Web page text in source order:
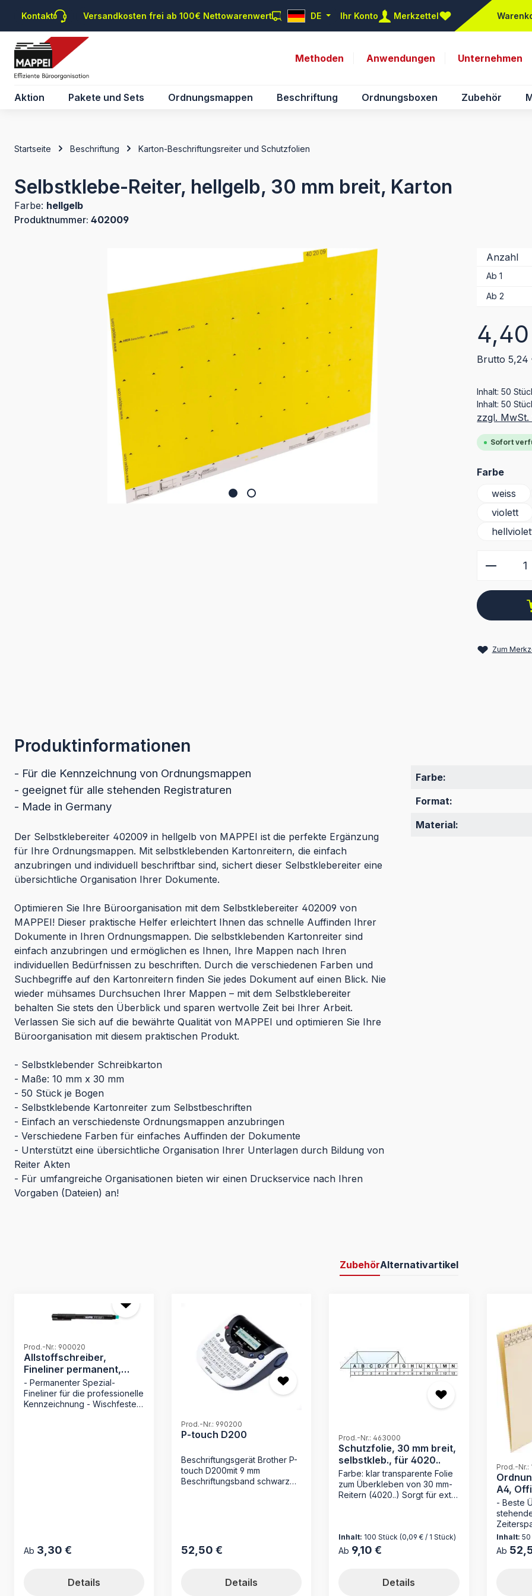
Hauptinhalt springen
Zur Suche springen
Zur Hauptnavigation springen
Kontakt Versandkosten frei ab 100€ Nettowarenwert DE Ihr Konto Merkzettel
Du hast 0 Produkte auf
Methoden Anwendungen Unternehmen
Aktion Pakete und Sets Ordnungsmappen Beschriftung Ordnungsboxen Zubehör
Startseite Beschriftung Karton-Beschriftungsreiter und Schutzfolien
Selbstklebe-Reiter, hellgelb, 30 mm breit, Karton
Farbe: hellgelb
Produktnummer: 402009
Anzahl
Ab1
Ab2
Regulärer
Brutto 5,24
Inhalt:50
Inhalt:50
zzgl.
Sofort
Farbe
weiss
violett
Zum
Produktinformationen
- Für die Kennzeichnung von Ordnungsmappen
- geeignet für alle stehenden Registraturen
- Made in Germany
Der Selbstklebereiter 402009 in hellgelb von MAPPEI ist die perfekte Ergänzung
für Ihre Ordnungsmappen. Mit selbstklebenden Kartonreitern, die einfach
anzubringen und individuell beschriftbar sind, sichert dieser Selbstklebereiter eine
übersichtliche Organisation Ihrer Dokumente.
Optimieren Sie Ihre Büroorganisation mit dem Selbstklebereiter 402009 von
MAPPEI! Dieser praktische Helfer erleichtert Ihnen das schnelle Auffinden Ihrer
Dokumente in Ihren Ordnungsmappen. Die selbstklebenden Kartonreiter sind
einfach anzubringen und ermöglichen es Ihnen, Ihre Mappen nach Ihren
individuellen Bedürfnissen zu beschriften. Durch die verschiedenen Farben und
Suchbegriffe auf den Kartonreitern finden Sie jedes Dokument auf einen Blick. Nie
wieder mühsames Durchsuchen Ihrer Mappen – mit dem Selbstklebereiter
behalten Sie stets den Überblick und sparen wertvolle Zeit bei Ihrer Arbeit.
Verlassen Sie sich auf die bewährte Qualität von MAPPEI und optimieren Sie Ihre
Büroorganisation mit diesem praktischen Produkt.
- Selbstklebender Schreibkarton
- Maße: 10 mm x 30 mm
- 50 Stück je Bogen
- Selbstklebende Kartonreiter zum Selbstbeschriften
- Einfach an verschiedenste Ordnungsmappen anzubringen
- Verschiedene Farben für einfaches Auffinden der Dokumente
- Unterstützt eine übersichtliche Organisation Ihrer Unterlagen durch Bildung von
Reiter Akten
- Für umfangreiche Organisationen bieten wir einen Druckservice nach Ihren
Vorgaben (Dateien) an!
Farbe:
Format:
Material:
ZubehörAlternativartikel
Produktgalerie überspringen
Prod.-Nr.: 900020
Allstoffschreiber,
Fineliner permanent,
schwarz
- Permanenter Spezial-
Fineliner für die professionelle
Kennzeichnung - Wischfeste
Fineliner wurde speziell
Beschriftungsläufer und Reiter
Regulärer Preis:
Ab 3,30 €
Details
Prod.-Nr.: 990200
P-touch D200
Beschriftungsgerät Brother P-
touch D200mit 9 mm
Beschriftungsband schwarz
Regulärer Preis:
52,50 €
Details
Prod.-Nr.: 463000
Schutzfolie, 30 mm breit,
selbstkleb., für 4020..
Farbe: klar transparente Folie
zum Überkleben von 30 mm-
Reitern (4020..) Sorgt für extra
Stück
Inhalt: 100 Stück(0,09 € / 1 Stück)
Regulärer Preis:
Ab 9,10 €
Details
Prod.-Nr.:
A4,
230 g/
- Beste
von
Lösung
Inhalt: 50
Ab